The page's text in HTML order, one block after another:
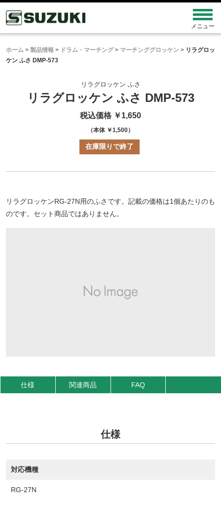
ホーム > 製品情報 > ドラム・マーチング> マーチンググロッケン > リラグロッ
ケン ふさ DMP-573
リラグロッケン ふさ
リラグロッケン ふさ DMP-573
税込価格 ￥1,650
（本体 ￥1,500）
在庫限りで終了
リラグロッケンRG-27N用のふさです。記載の価格は1個あたりのも
のです。セット商品ではありません。
仕様 関連商品 FAQ
仕様
対応機種
RG-27N